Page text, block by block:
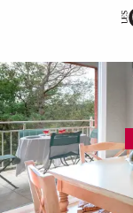
principal